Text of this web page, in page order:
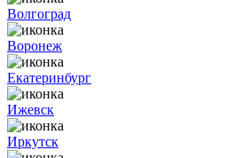
Волгоград
Воронеж
Екатеринбург
Ижевск
Иркутск